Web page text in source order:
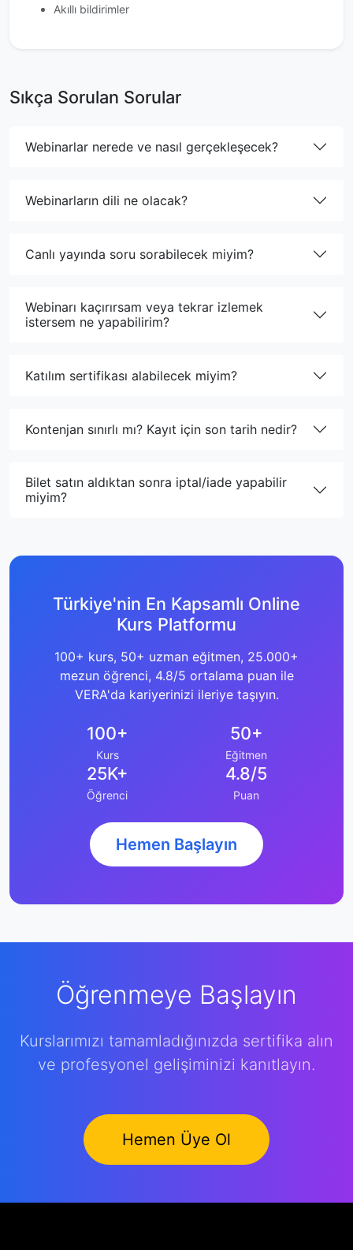
Akıllı bildirimler
Sıkça Sorulan Sorular
Webinarlar nerede ve nasıl gerçekleşecek?
Webinarların dili ne olacak?
Canlı yayında soru sorabilecek miyim?
Webinarı kaçırırsam veya tekrar izlemek
istersem ne yapabilirim?
Katılım sertifikası alabilecek miyim?
Kontenjan sınırlı mı? Kayıt için son tarih nedir?
Bilet satın aldıktan sonra iptal/iade yapabilir
miyim?
Türkiye'nin En Kapsamlı Online
Kurs Platformu
100+ kurs, 50+ uzman eğitmen, 25.000+
mezun öğrenci, 4.8/5 ortalama puan ile
VERA'da kariyerinizi ileriye taşıyın.
100+
Kurs
50+
Eğitmen
25K+
Öğrenci
4.8/5
Puan
Hemen Başlayın
Öğrenmeye Başlayın
Kurslarımızı tamamladığınızda sertifika alın
ve profesyonel gelişiminizi kanıtlayın.
Hemen Üye Ol